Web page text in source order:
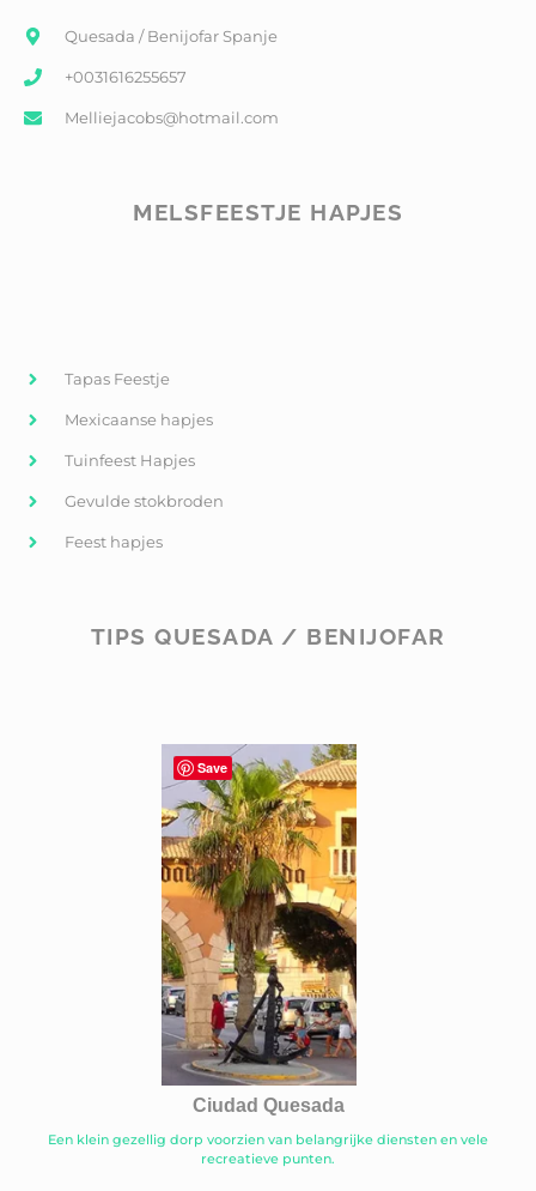
Quesada / Benijofar Spanje
+0031616255657
Melliejacobs@hotmail.com
MELSFEESTJE HAPJES
Tapas Feestje
Mexicaanse hapjes
Tuinfeest Hapjes
Gevulde stokbroden
Feest hapjes
TIPS QUESADA / BENIJOFAR
Ciudad Quesada
Een klein gezellig dorp voorzien van belangrijke diensten en vele
recreatieve punten.
Save